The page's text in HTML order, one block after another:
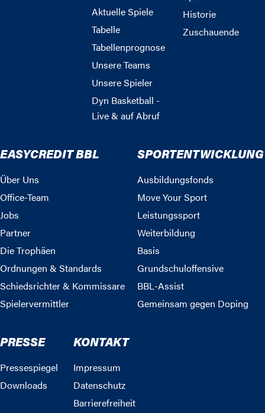
Aktuelle Spiele
Tabelle
Tabellenprognose
Unsere Teams
Unsere Spieler
Dyn Basketball -
Live & auf Abruf
Historie
Zuschauende
EASYCREDIT BBL
Über Uns
Office-Team
Jobs
Partner
Die Trophäen
Ordnungen & Standards
Schiedsrichter & Kommissare
Spielervermittler
SPORTENTWICKLUNG
Ausbildungsfonds
Move Your Sport
Leistungssport
Weiterbildung
Basis
Grundschuloffensive
BBL-Assist
Gemeinsam gegen Doping
PRESSE
Pressespiegel
Downloads
KONTAKT
Impressum
Datenschutz
Barrierefreiheit